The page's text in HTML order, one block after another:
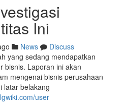
Ini
News
Discuss
yang sedang mendapatkan
bisnis. Laporan ini akan
mengenai bisnis perusahaan
latar belakang
user